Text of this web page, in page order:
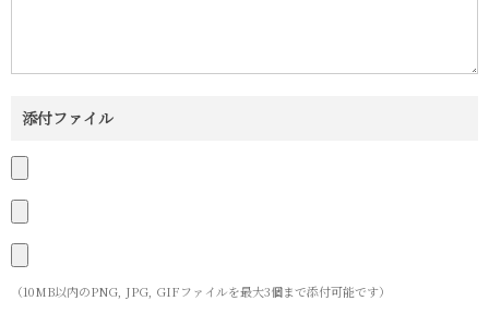
添付ファイル
（10MB以内のPNG, JPG, GIFファイルを最大3個まで添付可能です）